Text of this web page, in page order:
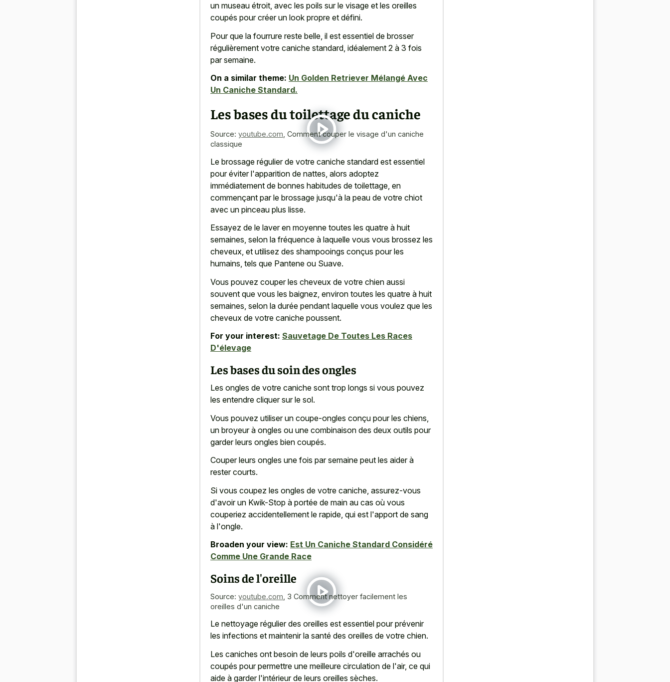
un museau étroit, avec les poils sur le visage et les oreilles
coupés pour créer un look propre et défini.
Pour que la fourrure reste belle, il est essentiel de brosser
régulièrement votre caniche standard, idéalement 2 à 3 fois
par semaine.
On a similar theme: Un Golden Retriever Mélangé Avec
Un Caniche Standard.
Les bases du toilettage du caniche
Source: youtube.com Comment couper le visage d'un caniche
classique
Le brossage régulier de votre caniche standard est essentiel
pour éviter l'apparition de nattes, alors adoptez
immédiatement de bonnes habitudes de toilettage, en
commençant par le brossage jusqu'à la peau de votre chiot
avec un pinceau plus lisse.
Essayez de le laver en moyenne toutes les quatre à huit
semaines, selon la fréquence à laquelle vous vous brossez les
cheveux, et utilisez des shampooings conçus pour les
humains, tels que Pantene ou Suave.
Vous pouvez couper les cheveux de votre chien aussi
souvent que vous les baignez, environ toutes les quatre à huit
semaines, selon la durée pendant laquelle vous voulez que les
cheveux de votre caniche poussent.
For your interest: Sauvetage De Toutes Les Races
D'élevage
Les bases du soin des ongles
Les ongles de votre caniche sont trop longs si vous pouvez
les entendre cliquer sur le sol.
Vous pouvez utiliser un coupe-ongles conçu pour les chiens,
un broyeur à ongles ou une combinaison des deux outils pour
garder leurs ongles bien coupés.
Couper leurs ongles une fois par semaine peut les aider à
rester courts.
Si vous coupez les ongles de votre caniche, assurez-vous
d'avoir un Kwik-Stop à portée de main au cas où vous
couperiez accidentellement le rapide, qui est l'apport de sang
à l'ongle.
Broaden your view: Est Un Caniche Standard Considéré
Comme Une Grande Race
Soins de l'oreille
Source: youtube.com 3 Comment nettoyer facilement les
oreilles d'un caniche
Le nettoyage régulier des oreilles est essentiel pour prévenir
les infections et maintenir la santé des oreilles de votre chien.
Les caniches ont besoin de leurs poils d'oreille arrachés ou
coupés pour permettre une meilleure circulation de l'air, ce qui
aide à garder l'intérieur de leurs oreilles sèches.